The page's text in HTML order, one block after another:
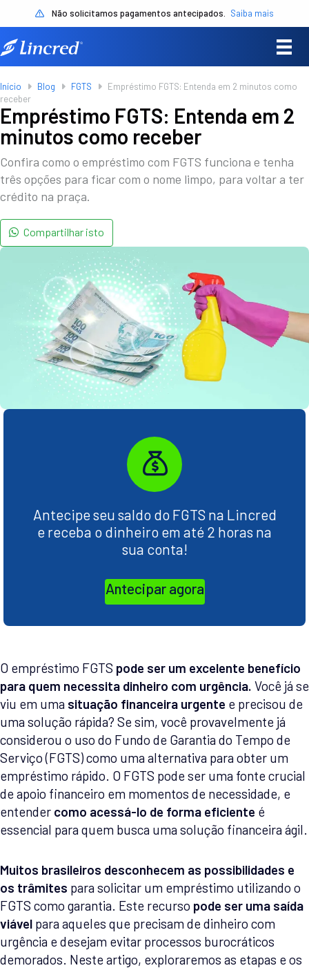
Não solicitamos pagamentos antecipados. Saiba mais
Início Blog FGTS
Empréstimo FGTS: Entenda em 2 minutos como
receber
Empréstimo FGTS: Entenda em 2
minutos como receber
Confira como o empréstimo com FGTS funciona e tenha
três opções para ficar com o nome limpo, para voltar a ter
crédito na praça.
Compartilhar isto
Antecipe seu saldo do FGTS na Lincred
e receba o dinheiro em até 2 horas na
sua conta!
Antecipar agora
O empréstimo FGTS pode ser um excelente benefício
para quem necessita dinheiro com urgência. Você já se
viu em uma situação financeira urgente e precisou de
uma solução rápida? Se sim, você provavelmente já
considerou o uso do Fundo de Garantia do Tempo de
Serviço (FGTS) como uma alternativa para obter um
empréstimo rápido. O FGTS pode ser uma fonte crucial
de apoio financeiro em momentos de necessidade, e
entender como acessá-lo de forma eficiente é
essencial para quem busca uma solução financeira ágil.
Muitos brasileiros desconhecem as possibilidades e
os trâmites para solicitar um empréstimo utilizando o
FGTS como garantia. Este recurso pode ser uma saída
viável para aqueles que precisam de dinheiro com
urgência e desejam evitar processos burocráticos
demorados. Neste artigo, exploraremos as etapas e os